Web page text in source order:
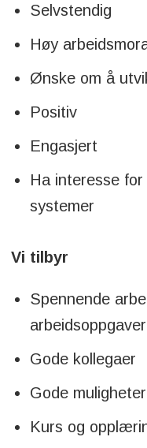
Selvstendig
Høy
Ønske om å
Positiv
Engasjert
Ha interesse
systemer
Vi tilbyr
Spennende
arbeidsoppgaver
Gode kollegaer
Gode
Kurs og